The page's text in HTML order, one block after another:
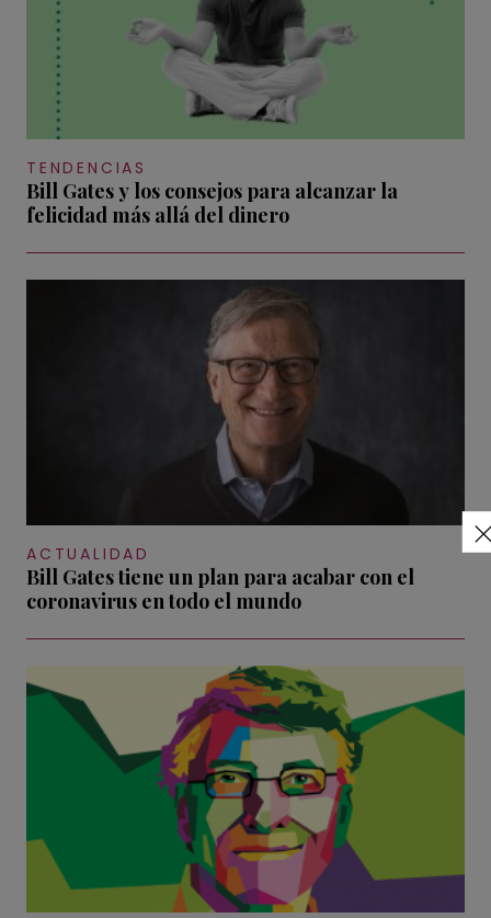
TENDENCIAS
Bill Gates y los consejos para alcanzar la
felicidad más allá del dinero
ACTUALIDAD
Bill Gates tiene un plan para acabar con el
coronavirus en todo el mundo